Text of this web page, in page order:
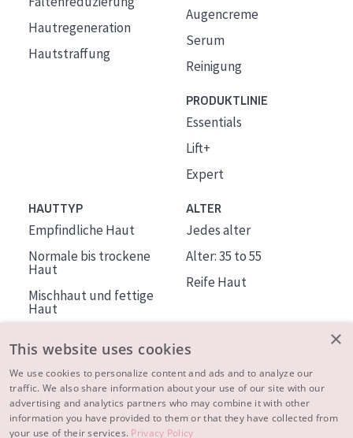
Hautregeneration
Hautstraffung
Augencreme
Serum
Reinigung
PRODUKTLINIE
Essentials
Lift+
Expert
HAUTTYP
Empfindliche Haut
Normale bis trockene
Haut
Mischhaut und fettige
Haut
Haut
ALTER
Jedes alter
Alter: 35 to 55
Reife Haut
ÜBER DIADERMINE
Mehr über uns
×
This website uses cookies
We use cookies to personalize content and ads and to analyze our
traffic. We also share information about your use of our site with our
advertising and analytics partners who may combine it with other
information you have provided to them or that they have collected from
your use of their services. Privacy Policy